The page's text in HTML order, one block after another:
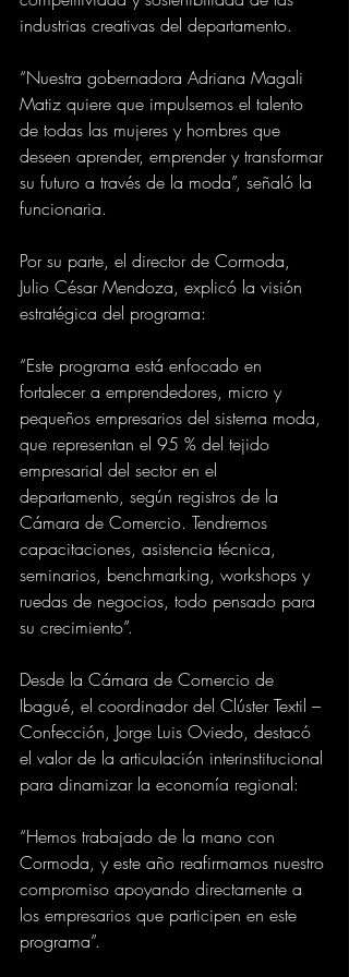
industrias creativas del departamento.
“Nuestra gobernadora Adriana Magali
Matiz quiere que impulsemos el talento
de todas las mujeres y hombres que
deseen aprender, emprender y transformar
su futuro a través de la moda”, señaló la
funcionaria.
Por su parte, el director de Cormoda,
Julio César Mendoza, explicó la visión
estratégica del programa:
“Este programa está enfocado en
fortalecer a emprendedores, micro y
pequeños empresarios del sistema moda,
que representan el 95 % del tejido
empresarial del sector en el
departamento, según registros de la
Cámara de Comercio. Tendremos
capacitaciones, asistencia técnica,
seminarios, benchmarking, workshops y
ruedas de negocios, todo pensado para
su crecimiento”.
Desde la Cámara de Comercio de
Ibagué, el coordinador del Clúster Textil –
Confección, Jorge Luis Oviedo, destacó
el valor de la articulación interinstitucional
para dinamizar la economía regional:
“Hemos trabajado de la mano con
Cormoda, y este año reafirmamos nuestro
compromiso apoyando directamente a
los empresarios que participen en este
programa”.